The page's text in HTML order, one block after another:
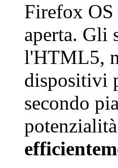
Firefox
aperta. Gli
l'HTML5,
dispositivi
secondo